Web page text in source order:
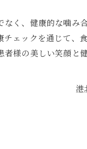
く、健康的な噛み
ェックを通じて、
様の美しい笑顔と
港